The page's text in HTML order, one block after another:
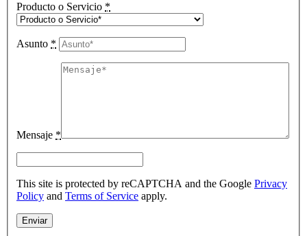
Producto o Servicio *
Asunto *
Mensaje *
This site is protected by reCAPTCHA and the Google Privacy
Policy and Terms of Service apply.